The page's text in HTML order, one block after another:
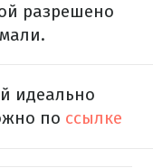
разрешено
идеально
по ссылке